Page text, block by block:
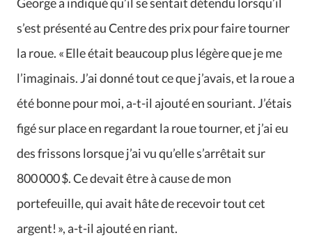
s’est présenté au Centre des prix pour faire tourner
la roue. « Elle était beaucoup plus légère que je me
l’imaginais. J’ai donné tout ce que j’avais, et la roue a
été bonne pour moi, a-t-il ajouté en souriant. J’étais
figé sur place en regardant la roue tourner, et j’ai eu
des frissons lorsque j’ai vu qu’elle s’arrêtait sur
800 000 $. Ce devait être à cause de mon
portefeuille, qui avait hâte de recevoir tout cet
argent! », a-t-il ajouté en riant.